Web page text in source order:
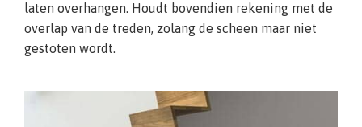
laten overhangen. Houdt bovendien rekening met de
overlap van de treden, zolang de scheen maar niet
gestoten wordt.